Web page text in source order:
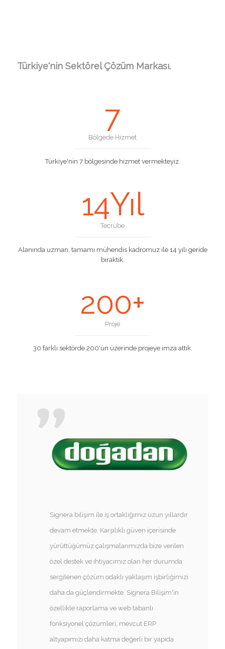
Türkiye'nin Sektörel Çözüm Markası.
7
Bölgede Hizmet
Türkiye'nin 7 bölgesinde hizmet vermekteyiz.
14Yıl
Tecrübe
Alanında uzman, tamamı mühendis kadromuz ile 14 yılı geride
bıraktık.
200+
Proje
30 farklı sektörde 200'ün üzerinde projeye imza attık.
Signera bilişim ile iş ortaklığımız uzun yıllardır
devam etmekte. Karşılıklı güven içerisinde
yürüttüğümüz çalışmalarımızda bize verilen
özel destek ve ihtiyacımız olan her durumda
sergilenen çözüm odaklı yaklaşım işbirliğimizi
daha da güçlendirmekte. Signera Bilişim'in
özellikle raporlama ve web tabanlı
fonksiyonel çözümleri, mevcut ERP
altyapımızı daha katma değerli bir yapıda